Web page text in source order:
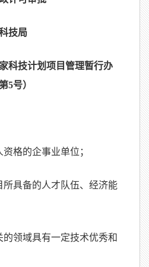
技局
技计划项目管理暂行办
5号）
格的企事业单位；
所具备的人才队伍、经济能
的领域具有一定技术优秀和